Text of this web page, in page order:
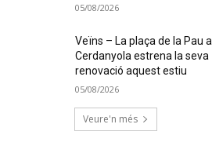
05/08/2026
Veïns – La plaça de la Pau a
Cerdanyola estrena la seva
renovació aquest estiu
05/08/2026
Veure'n més